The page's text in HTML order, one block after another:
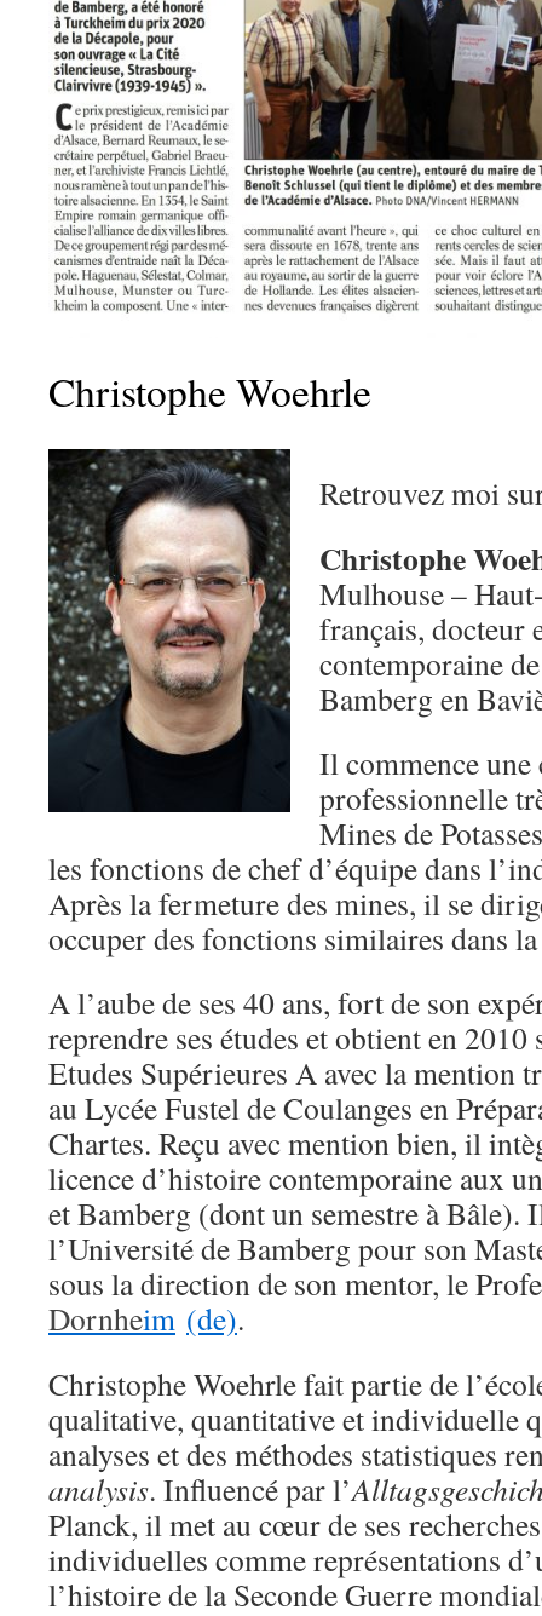
Christophe Woehrle
Retrouvez moi
Christophe
Mulhouse –
français, docteur
contemporaine
Bamberg en
Il commence
professionnelle
Mines de
les fonctions de chef d’équipe dans
Après la fermeture des mines, il se
occuper des fonctions similaires dans
A l’aube de ses 40 ans, fort de son
reprendre ses études et obtient en 2010
Etudes Supérieures A avec la mention
au Lycée Fustel de Coulanges en
Chartes. Reçu avec mention bien, il
licence d’histoire contemporaine aux
et Bamberg (dont un semestre à Bâle).
l’Université de Bamberg pour son
sous la direction de son mentor, le
Dornheim (de).
Christophe Woehrle fait partie de
qualitative, quantitative et individuelle
analyses et des méthodes statistiques
analysis. Influencé par l’
Planck, il met au cœur de ses
individuelles comme représentations
l’histoire de la Seconde Guerre